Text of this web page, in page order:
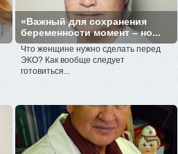
«Важный для сохранения
беременности момент – но...
Что женщине нужно сделать перед
ЭКО? Как вообще следует
готовиться...